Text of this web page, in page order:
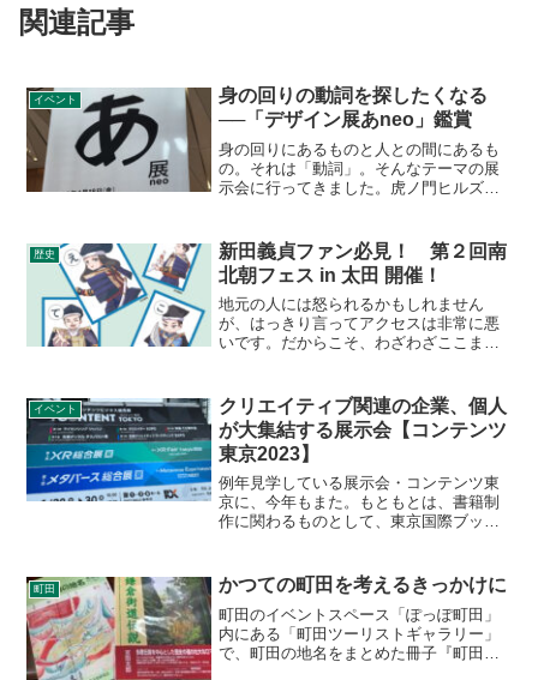
関連記事
イベント
身の回りの動詞を探したくなる
──「デザイン展あneo」鑑賞
身の回りにあるものと人との間にあるも
の。それは「動詞」。そんなテーマの展
示会に行ってきました。虎ノ門ヒルズで
です。番組自体はほとんど見たことがあ
りませんが、...
歴史
新田義貞ファン必見！ 第２回南
北朝フェス in 太田 開催！
地元の人には怒られるかもしれません
が、はっきり言ってアクセスは非常に悪
いです。だからこそ、わざわざここまで
県太田市で新田義貞にフォーカスしたイ
ベント、「第２回 南北...
イベント
クリエイティブ関連の企業、個人
が大集結する展示会【コンテンツ
東京2023】
例年見学している展示会・コンテンツ東
京に、今年もまた。もともとは、書籍制
作に関わるものとして、東京国際ブック
来、当時同時開催だったコンテンツ東京
を覗いてみるようになっ...
町田 かつての町田を考えるきっかけに
町田のイベントスペース「ぽっぽ町田」
内にある「町田ツーリストギャラリー」
で、町田の地名をまとめた冊子『町田の